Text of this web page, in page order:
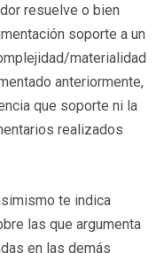
resuelve o bien
soporte a un
materialidad
anteriormente,
que soporte ni la
realizados
te indica
las que argumenta
en las demás